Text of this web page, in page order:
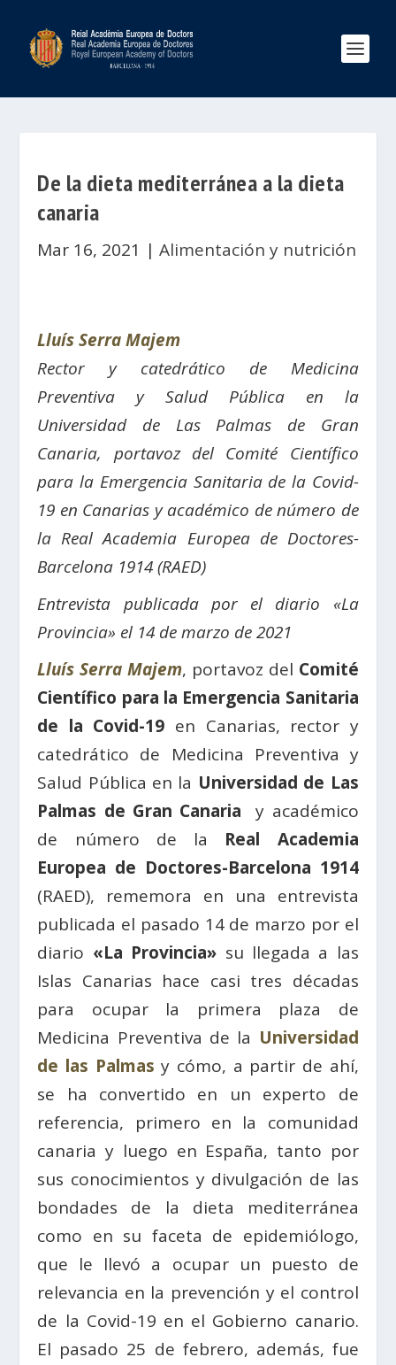
De la dieta mediterránea a la dieta
canaria
Mar 16, 2021 |Alimentación y nutrición
Lluís Serra Majem
Rector y catedrático de Medicina
Preventiva y Salud Pública en la
Universidad de Las Palmas de Gran
Canaria, portavoz del Comité Científico
para la Emergencia Sanitaria de la Covid-
19 en Canarias y académico de número de
la Real Academia Europea de Doctores-
Barcelona 1914 (RAED)
Entrevista publicada por el diario «La
Provincia» el 14 de marzo de 2021
Lluís Serra Majem, portavoz del Comité
Científico para la Emergencia Sanitaria
de la Covid-19 en Canarias, rector y
catedrático de Medicina Preventiva y
Salud Pública en la Universidad de Las
Palmas de Gran Canaria y académico
de número de la Real Academia
Europea de Doctores-Barcelona 1914
(RAED), rememora en una entrevista
publicada el pasado 14 de marzo por el
diario «La Provincia» su llegada a las
Islas Canarias hace casi tres décadas
para ocupar la primera plaza de
Medicina Preventiva de la Universidad
de las Palmas y cómo, a partir de ahí,
se ha convertido en un experto de
referencia, primero en la comunidad
canaria y luego en España, tanto por
sus conocimientos y divulgación de las
bondades de la dieta mediterránea
como en su faceta de epidemiólogo,
que le llevó a ocupar un puesto de
relevancia en la prevención y el control
de la Covid-19 en el Gobierno canario.
El pasado 25 de febrero, además, fue